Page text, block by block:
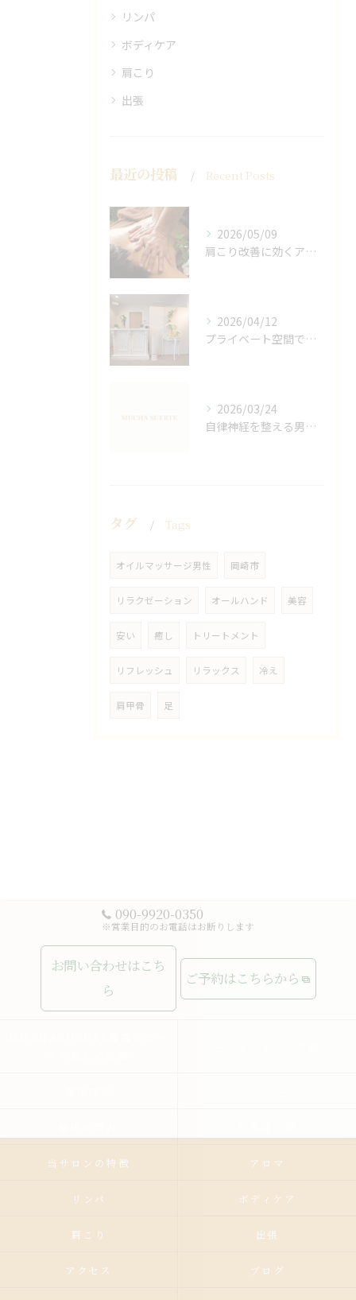
リンパ
ボディケア
肩こり
出張
最近の投稿 Recent Posts
2026/05/09
肩こり改善に効くアロマリンパの手技と効果
2026/04/12
プライベート空間で極上アロマリンパケアの効果
2026/03/24
自律神経を整える男性オイルマッサージ
タグ Tags
オイルマッサージ男性 岡崎市
リラクゼーション オールハンド 美容
安い 癒し トリートメント
リフレッシュ リラックス 冷え
肩甲骨 足
090-9920-0350
※営業目的のお電話はお断りします
お問い合わせはこち
ら
ご予約はこちらから
当サロンの特徴 アロマ
リンパ ボディケア
肩こり 出張
アクセス ブログ